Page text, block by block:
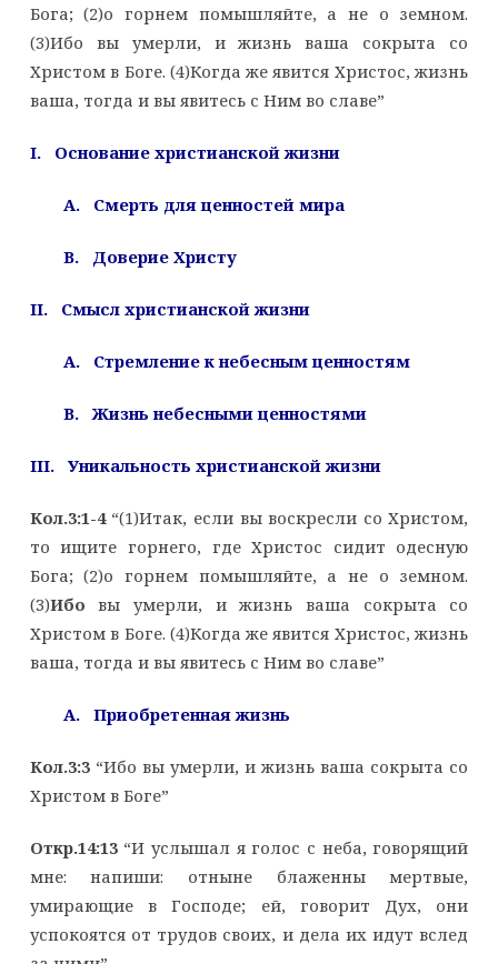
Бога; (2)о горнем помышляйте, а не о земном.
(3)Ибо вы умерли, и жизнь ваша сокрыта со
Христом в Боге. (4)Когда же явится Христос, жизнь
ваша, тогда и вы явитесь с Ним во славе”
I. Основание христианской жизни
A. Смерть для ценностей мира
B. Доверие Христу
II. Смысл христианской жизни
A. Стремление к небесным ценностям
B. Жизнь небесными ценностями
III. Уникальность христианской жизни
Кол.3:1-4“(1)Итак, если вы воскресли со Христом,
то ищите горнего, где Христос сидит одесную
Бога; (2)о горнем помышляйте, а не о земном.
(3)Ибо вы умерли, и жизнь ваша сокрыта со
Христом в Боге. (4)Когда же явится Христос, жизнь
ваша, тогда и вы явитесь с Ним во славе”
A. Приобретенная жизнь
Кол.3:3“Ибо вы умерли, и жизнь ваша сокрыта со
Христом в Боге”
Откр.14:13“И услышал я голос с неба, говорящий
мне: напиши: отныне блаженны мертвые,
умирающие в Господе; ей, говорит Дух, они
успокоятся от трудов своих, и дела их идут вслед